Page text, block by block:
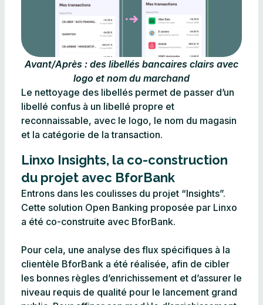
Avant/Après : des libellés bancaires clairs avec
logo et nom du marchand
Le nettoyage des libellés permet de passer d’un
libellé confus à un libellé propre et
reconnaissable, avec le logo, le nom du magasin
et la catégorie de la transaction.
Linxo Insights, la co-construction
du projet avec BforBank​
Entrons dans les coulisses du projet “Insights”.
Cette solution Open Banking proposée par Linxo
a été co-construite avec BforBank.
Pour cela, une analyse des flux spécifiques à la
clientèle BforBank a été réalisée, afin de cibler
les bonnes règles d’enrichissement et d’assurer le
niveau requis de qualité pour le lancement grand